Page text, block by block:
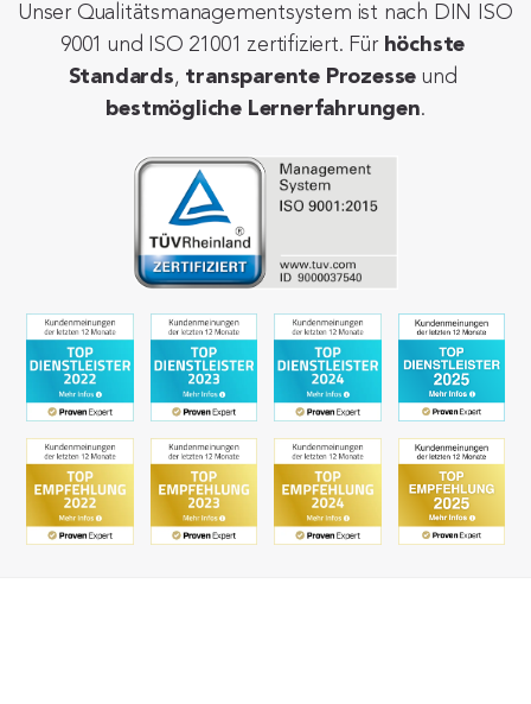
Unser Qualitätsmanagementsystem ist nach DIN ISO
9001 und ISO 21001 zertifiziert. Für höchste
Standards, transparente Prozesse
bestmögliche Lernerfahrungen.